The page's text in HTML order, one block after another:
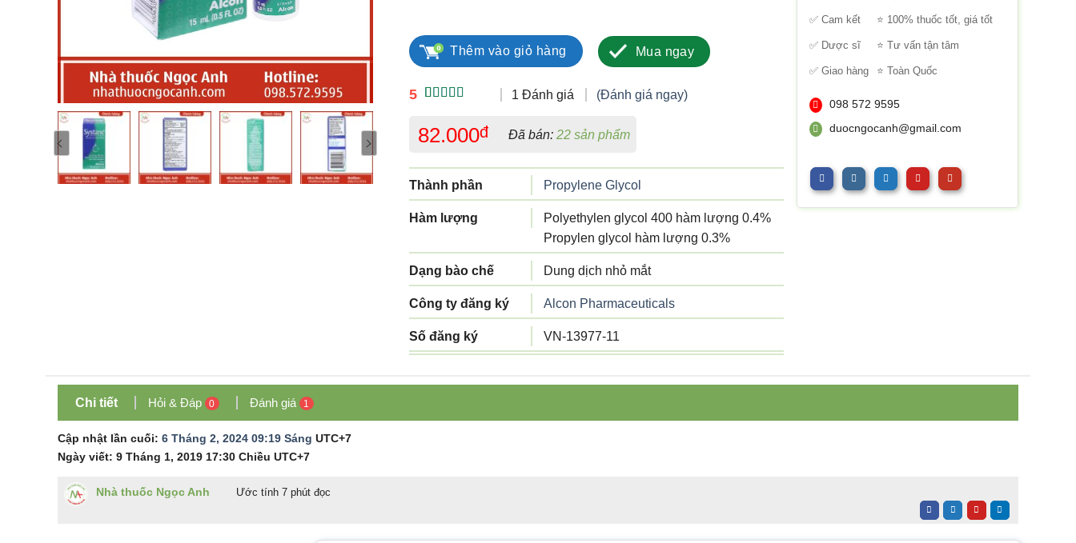
5
đánh giá
1 Đánh giá (Đánh giá ngay)
82.000đ Đã bán:22 sản phẩm
Thành phần Propylene Glycol
Hàm lượng
Polyethylen glycol 400 hàm lượng 0.4%
Propylen glycol hàm lượng 0.3%
Dạng bào chế Dung dịch nhỏ mắt
Công ty đăng ký Alcon Pharmaceuticals
Số đăng ký VN-13977-11
xuất
Thêm vào giỏ hàng Mua ngay
✅ Cam kết ⭐ 100% thuốc tốt, giá tốt
✅ Dược sĩ ⭐ Tư vấn tận tâm
✅ Giao hàng ⭐ Toàn Quốc
098 572 9595
duocngocanh@gmail.com
Chi tiết Hỏi & Đáp 0 Đánh giá 1
Cập nhật lần cuối: 6 Tháng 2, 2024 09:19 Sáng UTC+7
Ngày viết: 9 Tháng 1, 2019 17:30 Chiều UTC+7
Nhà thuốc Ngọc Anh Ước tính 7 phút đọc